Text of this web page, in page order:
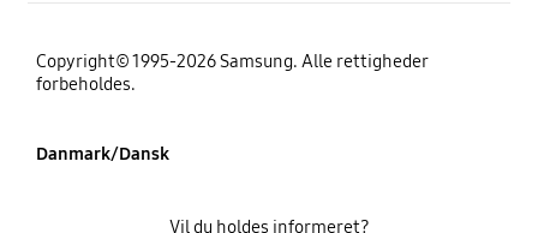
Copyright© 1995-2026 Samsung. Alle rettigheder
forbeholdes.
Danmark/Dansk
Vil du holdes informeret?